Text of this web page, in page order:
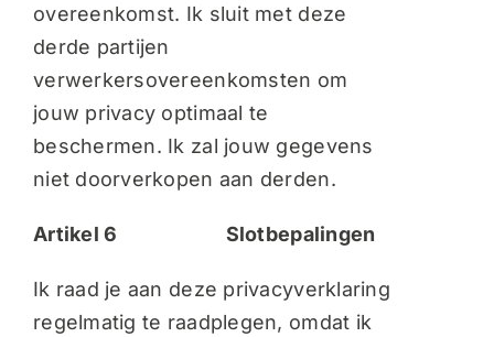
overeenkomst. Ik sluit met deze
derde partijen
verwerkersovereenkomsten om
jouw privacy optimaal te
beschermen. Ik zal jouw gegevens
niet doorverkopen aan derden.
Artikel 6 Slotbepalingen
Ik raad je aan deze privacyverklaring
regelmatig te raadplegen, omdat ik